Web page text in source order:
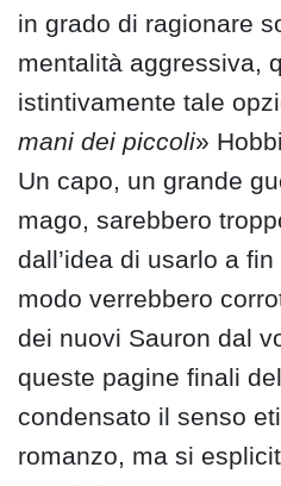
in grado di ragionare
mentalità aggressiva,
istintivamente tale
mani dei piccoli»
Un capo, un grande
mago, sarebbero
dall’idea di usarlo a
modo verrebbero
dei nuovi Sauron dal
queste pagine finali
condensato il senso
romanzo, ma si